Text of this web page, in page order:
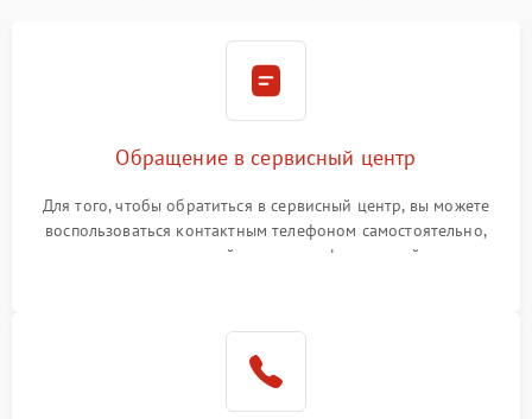
Обращение в сервисный центр
Для того, чтобы обратиться в сервисный центр, вы можете
воспользоваться контактным телефоном самостоятельно,
или оставить свой номер телефона на сайте